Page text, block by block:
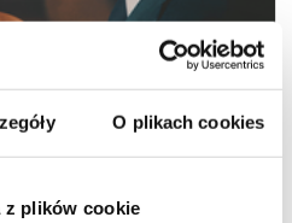
O plikach cookies
z plików cookie